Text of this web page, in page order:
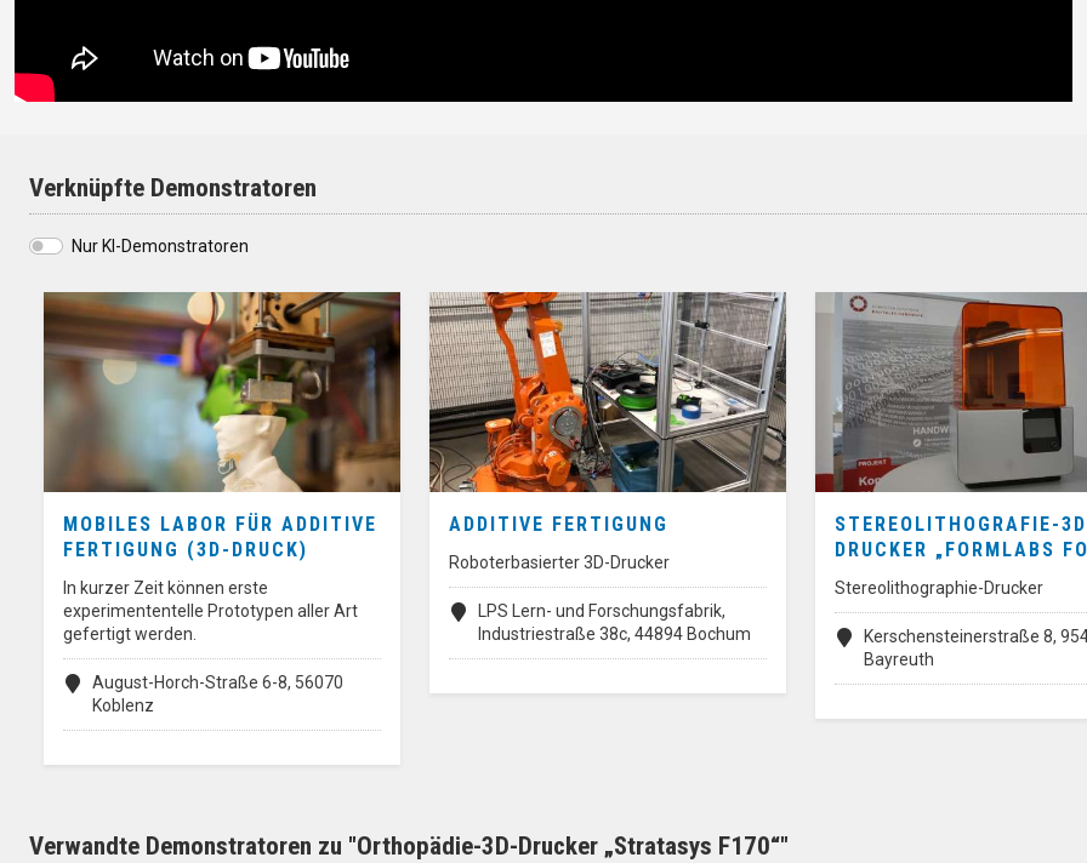
Verknüpfte Demonstratoren
Nur KI-Demonstratoren
MOBILES LABOR FÜR ADDITIVE
FERTIGUNG (3D-DRUCK)
In kurzer Zeit können erste
experimententelle Prototypen aller Art
gefertigt werden.
August-Horch-Straße 6-8, 56070
Koblenz
ADDITIVE FERTIGUNG
Roboterbasierter 3D-Drucker
LPS Lern- und Forschungsfabrik,
Industriestraße 38c, 44894 Bochum
STEREOLITHOGRAFIE-
DRUCKER „FORMLABS
Stereolithographie-Drucker
Kerschensteinerstraße 8,
Bayreuth
Verwandte Demonstratoren zu "Orthopädie-3D-Drucker „Stratasys F170“"